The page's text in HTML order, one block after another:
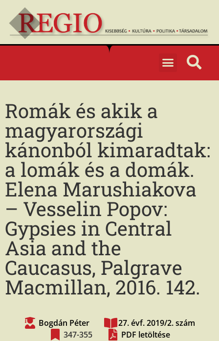
Romák és akik a
magyarországi
kánonból kimaradtak:
a lomák és a domák.
Elena Marushiakova
– Vesselin Popov:
Gypsies in Central
Asia and the
Caucasus, Palgrave
Macmillan, 2016. 142.
Bogdán Péter
27. évf. 2019/2. szám
347-355
PDF letöltése